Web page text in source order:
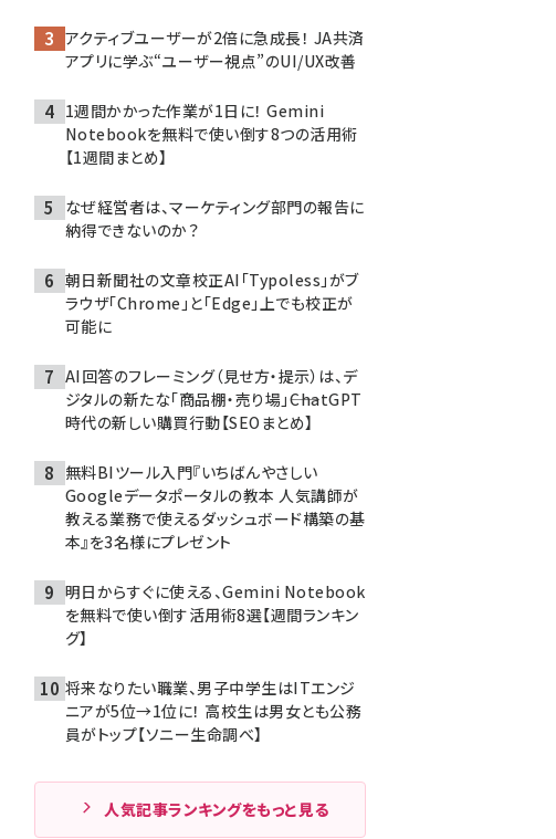
アクティブユーザーが2倍に急成長！ JA共済
アプリに学ぶ“ユーザー視点”のUI/UX改善
1週間かかった作業が1日に！ Gemini
Notebookを無料で使い倒す8つの活用術
【1週間まとめ】
なぜ経営者は、マーケティング部門の報告に
納得できないのか？
朝日新聞社の文章校正AI「Typoless」がブ
ラウザ「Chrome」と「Edge」上でも校正が
可能に
AI回答のフレーミング（見せ方・提示）は、デ
ジタルの新たな「商品棚・売り場」――ChatGPT
時代の新しい購買行動【SEOまとめ】
無料BIツール入門『いちばんやさしい
Googleデータポータルの教本 人気講師が
教える業務で使えるダッシュボード構築の基
本』を3名様にプレゼント
明日からすぐに使える、Gemini Notebook
を無料で使い倒す活用術8選【週間ランキン
グ】
将来なりたい職業、男子中学生はITエンジ
ニアが5位→1位に！ 高校生は男女とも公務
員がトップ【ソニー生命調べ】
人気記事ランキングをもっと見る